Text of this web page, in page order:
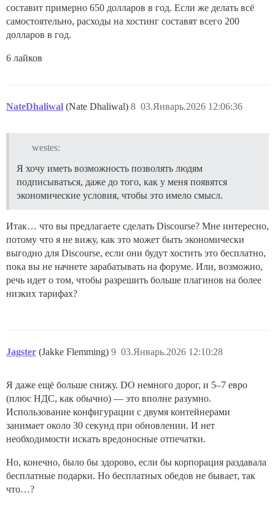
составит примерно 650 долларов в год. Если же делать всё
самостоятельно, расходы на хостинг составят всего 200
долларов в год.
6 лайков
NateDhaliwal (Nate Dhaliwal) 03.Январь.2026 12:06:36
8
westes:
Я хочу иметь возможность позволять людям
подписываться, даже до того, как у меня появятся
экономические условия, чтобы это имело смысл.
Итак… что вы предлагаете сделать Discourse? Мне интересно,
потому что я не вижу, как это может быть экономически
выгодно для Discourse, если они будут хостить это бесплатно,
пока вы не начнете зарабатывать на форуме. Или, возможно,
речь идет о том, чтобы разрешить больше плагинов на более
низких тарифах?
Jagster (Jakke Flemming) 03.Январь.2026 12:10:28
9
Я даже ещё больше снижу. DO немного дорог, и 5–7 евро
(плюс НДС, как обычно) — это вполне разумно.
Использование конфигурации с двумя контейнерами
занимает около 30 секунд при обновлении. И нет
необходимости искать вредоносные отпечатки.
Но, конечно, было бы здорово, если бы корпорация раздавала
бесплатные подарки. Но бесплатных обедов не бывает, так
что…?